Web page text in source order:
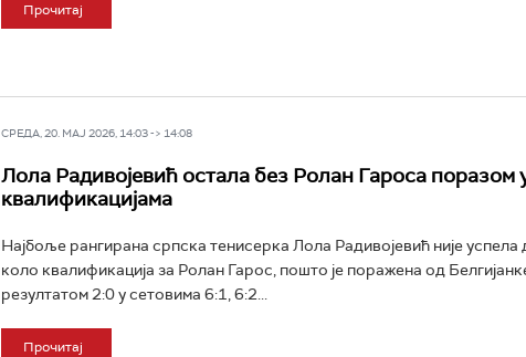
Прочитај
СРЕДА, 20. МАЈ 2026, 14:03 -> 14:08
Лола Радивојевић остала без Ролан Гароса поразом
квалификацијама
Најбоље рангирана српска тенисерка Лола Радивојевић није успела
коло квалификација за Ролан Гарос, пошто је поражена од
резултатом 2:0 у сетовима 6:1, 6:2...
Прочитај